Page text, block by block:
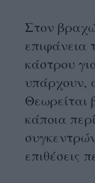
Στον
επιφάνεια
κάστρου
υπάρχουν,
Θεωρείται
κάποια
επιθέσεις